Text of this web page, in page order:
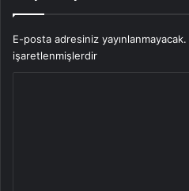
E-posta adresiniz yayınlanmayacak.
işaretlenmişlerdir